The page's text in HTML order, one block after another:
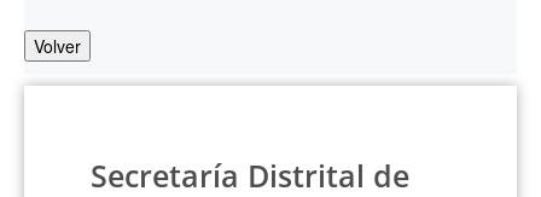
Volver
Secretaría Distrital de